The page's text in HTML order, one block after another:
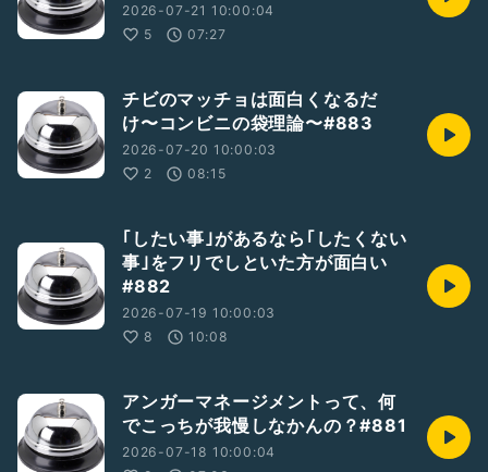
2026-07-21 10:00:04
5
07:27
チビのマッチョは面白くなるだ
け〜コンビニの袋理論〜#883
2026-07-20 10:00:03
2
08:15
｢したい事｣があるなら｢したくない
事｣をフリでしといた方が面白い
#882
2026-07-19 10:00:03
8
10:08
アンガーマネージメントって、何
でこっちが我慢しなかんの？#881
2026-07-18 10:00:04